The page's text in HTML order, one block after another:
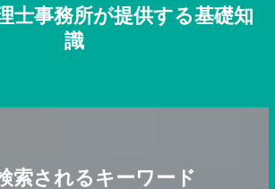
士事務所が提供する基礎知
識
索されるキーワード